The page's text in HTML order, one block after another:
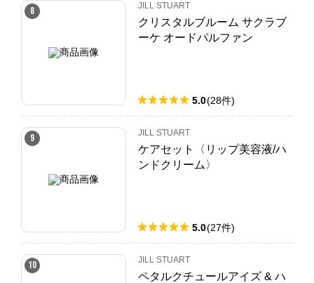
8 JILL STUART
クリスタルブルーム サクラブ
ーケ オードパルファン
5.0(28件)
9 JILL STUART
ケアセット〈リップ美容液/ハ
ンドクリーム〉
5.0(27件)
10 JILL STUART
ペタルクチュールアイズ & ハ